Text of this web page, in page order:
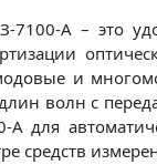
A – это
и
волн с
для
средств